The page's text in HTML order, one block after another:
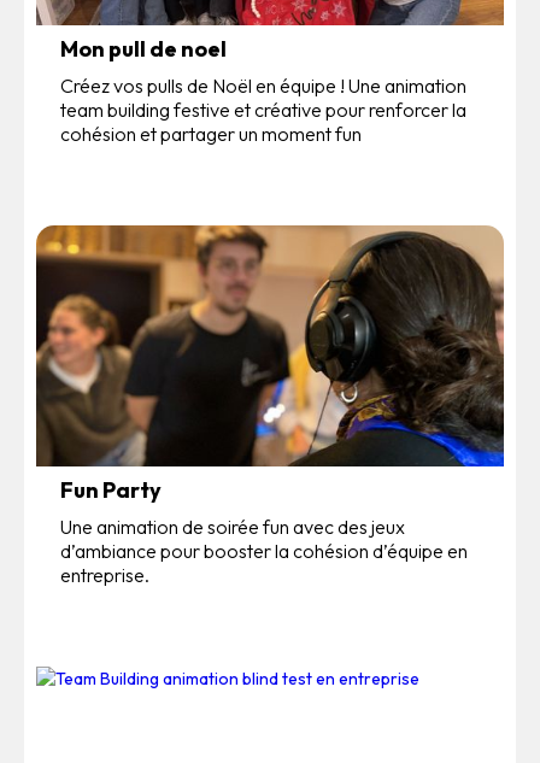
Mon pull de noel
Créez vos pulls de Noël en équipe ! Une animation
team building festive et créative pour renforcer la
cohésion et partager un moment fun
Fun Party
Une animation de soirée fun avec des jeux
d’ambiance pour booster la cohésion d’équipe en
entreprise.